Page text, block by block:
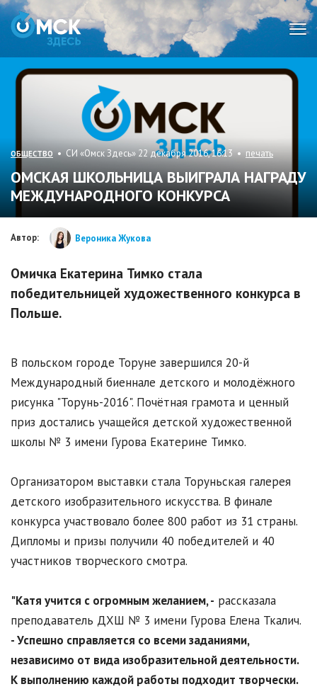
ОБЩЕСТВО • СИ «Омск Здесь» 22 декабря 2016, 16:13 • печать
ОМСКАЯ ШКОЛЬНИЦА ВЫИГРАЛА НАГРАДУ
МЕЖДУНАРОДНОГО КОНКУРСА
Автор: Вероника Жукова
Омичка Екатерина Тимко стала
победительницей художественного конкурса в
Польше.
В польском городе Торуне завершился 20-й
Международный биеннале детского и молодёжного
рисунка "Торунь-2016". Почётная грамота и ценный
приз достались учащейся детской художественной
школы № 3 имени Гурова Екатерине Тимко.
Организатором выставки стала Торуньская галерея
детского изобразительного искусства. В финале
конкурса участвовало более 800 работ из 31 страны.
Дипломы и призы получили 40 победителей и 40
участников творческого смотра.
"Катя учится с огромным желанием, - рассказала
преподаватель ДХШ № 3 имени Гурова Елена Ткалич.
- Успешно справляется со всеми заданиями,
независимо от вида изобразительной деятельности.
К выполнению каждой работы подходит творчески.